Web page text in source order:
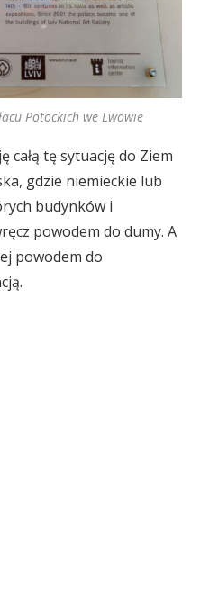
Potockich we Lwowie
całą tę sytuację do Ziem
gdzie niemieckie lub
budynków i
powodem do dumy. A
powodem do